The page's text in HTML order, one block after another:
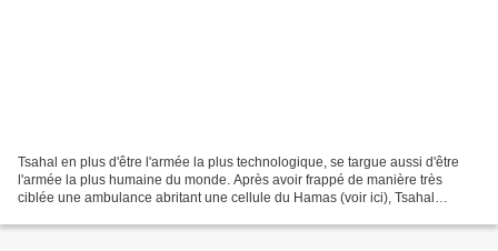
Tsahal en plus d'être l'armée la plus technologique, se targue aussi d'être
l'armée la plus humaine du monde. Après avoir frappé de manière très
ciblée une ambulance abritant une cellule du Hamas (voir ici), Tsahal